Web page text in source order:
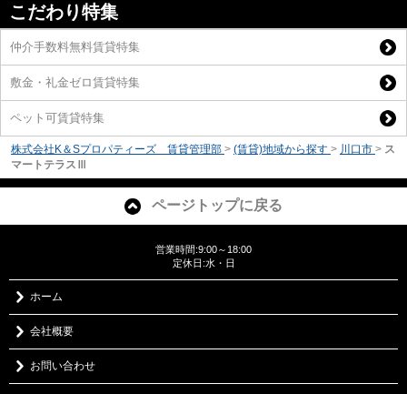
こだわり特集
仲介手数料無料賃貸特集
敷金・礼金ゼロ賃貸特集
ペット可賃貸特集
株式会社K＆Sプロパティーズ 賃貸管理部 > (賃貸)地域から探す > 川口市 > ス
マートテラスⅢ
ページトップに戻る
営業時間:9:00～18:00
定休日:水・日
ホーム
会社概要
お問い合わせ